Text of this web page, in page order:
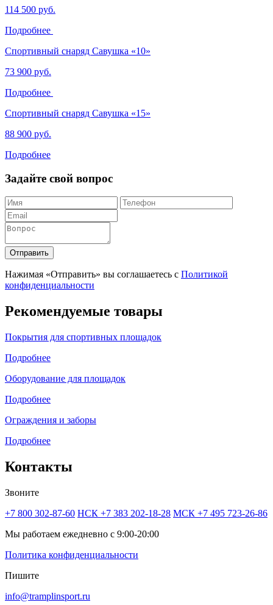
114 500 руб.
Подробнее
Спортивный снаряд Савушка «‎10»
73 900 руб.
Подробнее
Спортивный снаряд Савушка «‎15»
88 900 руб.
Подробнее
Задайте свой вопрос
Отправить
Нажимая «Отправить» вы соглашаетесь с Политикой
конфиденциальности
Рекомендуемые товары
Покрытия для спортивных площадок
Подробнее
Оборудование для площадок
Подробнее
Ограждения и заборы
Подробнее
Контакты
Звоните
+7 800 302-87-60 НСК +7 383 202-18-28 МСК +7 495 723-26-86
Мы работаем ежедневно с 9:00-20:00
Политика конфиденциальности
Пишите
info@tramplinsport.ru